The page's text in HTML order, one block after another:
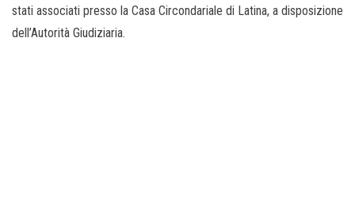
stati associati presso la Casa Circondariale di Latina, a disposizione
dell’Autorità Giudiziaria.